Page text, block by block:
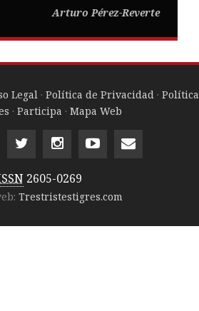
Arturo Pérez-Reverte
Legal · Política de Privacidad · Política
· Participa · Mapa Web
2605-0269
Trestristestigres.com